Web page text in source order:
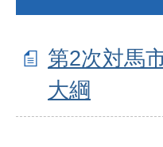
第2次対馬
大綱